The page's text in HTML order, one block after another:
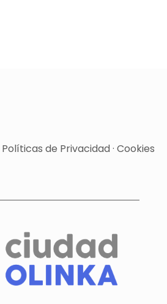
Políticas de Privacidad· Cookies